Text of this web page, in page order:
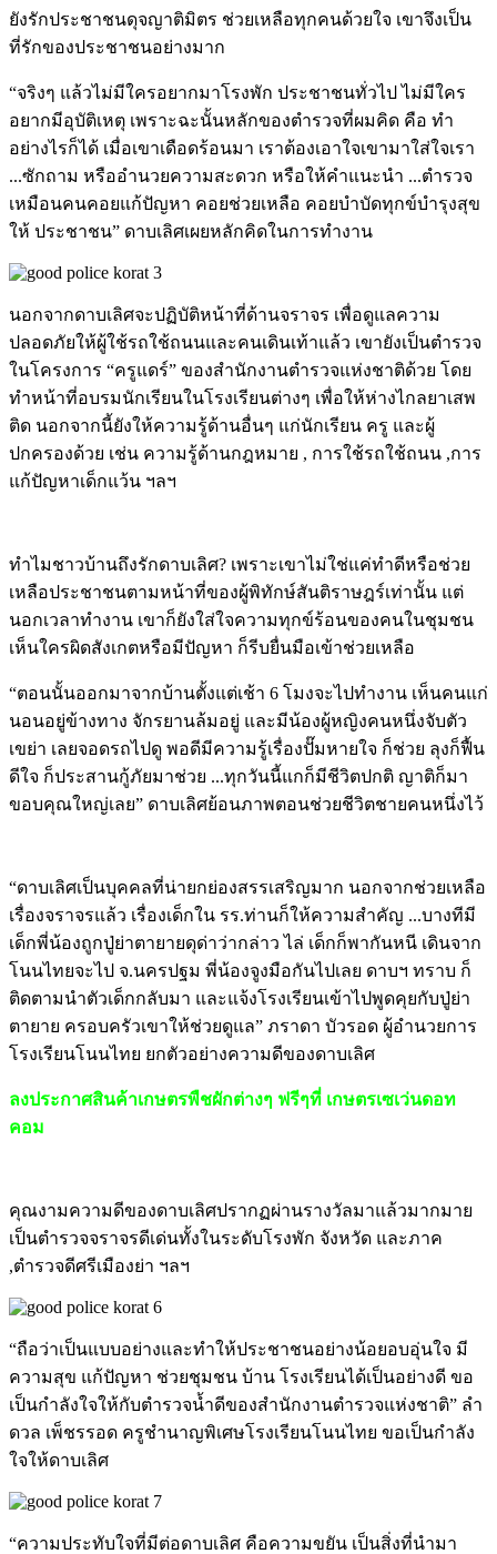
ยังรักประชาชนดุจญาติมิตร ช่วยเหลือทุกคนด้วยใจ เขาจึงเป็น
ที่รักของประชาชนอย่างมาก
“จริงๆ แล้วไม่มีใครอยากมาโรงพัก ประชาชนทั่วไป ไม่มีใคร
อยากมีอุบัติเหตุ เพราะฉะนั้นหลักของตำรวจที่ผมคิด คือ ทำ
อย่างไรก็ได้ เมื่อเขาเดือดร้อนมา เราต้องเอาใจเขามาใส่ใจเรา
...ซักถาม หรืออำนวยความสะดวก หรือให้คำแนะนำ ...ตำรวจ
เหมือนคนคอยแก้ปัญหา คอยช่วยเหลือ คอยบำบัดทุกข์บำรุงสุข
ให้ ประชาชน” ดาบเลิศเผยหลักคิดในการทำงาน
นอกจากดาบเลิศจะปฏิบัติหน้าที่ด้านจราจร เพื่อดูแลความ
ปลอดภัยให้ผู้ใช้รถใช้ถนนและคนเดินเท้าแล้ว เขายังเป็นตำรวจ
ในโครงการ “ครูแดร์” ของสำนักงานตำรวจแห่งชาติด้วย โดย
ทำหน้าที่อบรมนักเรียนในโรงเรียนต่างๆ เพื่อให้ห่างไกลยาเสพ
ติด นอกจากนี้ยังให้ความรู้ด้านอื่นๆ แก่นักเรียน ครู และผู้
ปกครองด้วย เช่น ความรู้ด้านกฎหมาย , การใช้รถใช้ถนน ,การ
แก้ปัญหาเด็กแว้น ฯลฯ
ทำไมชาวบ้านถึงรักดาบเลิศ? เพราะเขาไม่ใช่แค่ทำดีหรือช่วย
เหลือประชาชนตามหน้าที่ของผู้พิทักษ์สันติราษฎร์เท่านั้น แต่
นอกเวลาทำงาน เขาก็ยังใส่ใจความทุกข์ร้อนของคนในชุมชน
เห็นใครผิดสังเกตหรือมีปัญหา ก็รีบยื่นมือเข้าช่วยเหลือ
“ตอนนั้นออกมาจากบ้านตั้งแต่เช้า 6 โมงจะไปทำงาน เห็นคนแก่
นอนอยู่ข้างทาง จักรยานล้มอยู่ และมีน้องผู้หญิงคนหนึ่งจับตัว
เขย่า เลยจอดรถไปดู พอดีมีความรู้เรื่องปั๊มหายใจ ก็ช่วย ลุงก็ฟื้น
ดีใจ ก็ประสานกู้ภัยมาช่วย ...ทุกวันนี้แกก็มีชีวิตปกติ ญาติก็มา
ขอบคุณใหญ่เลย” ดาบเลิศย้อนภาพตอนช่วยชีวิตชายคนหนึ่งไว้
“ดาบเลิศเป็นบุคคลที่น่ายกย่องสรรเสริญมาก นอกจากช่วยเหลือ
เรื่องจราจรแล้ว เรื่องเด็กใน รร.ท่านก็ให้ความสำคัญ ...บางทีมี
เด็กพี่น้องถูกปู่ย่าตายายดุด่าว่ากล่าว ไล่ เด็กก็พากันหนี เดินจาก
โนนไทยจะไป จ.นครปฐม พี่น้องจูงมือกันไปเลย ดาบฯ ทราบ ก็
ติดตามนำตัวเด็กกลับมา และแจ้งโรงเรียนเข้าไปพูดคุยกับปู่ย่า
ตายาย ครอบครัวเขาให้ช่วยดูแล” ภราดา บัวรอด ผู้อำนวยการ
โรงเรียนโนนไทย ยกตัวอย่างความดีของดาบเลิศ
ลงประกาศสินค้าเกษตรพืชผักต่างๆ ฟรีๆที่ เกษตรเซเว่นดอท
คอม
คุณงามความดีของดาบเลิศปรากฏผ่านรางวัลมาแล้วมากมาย
เป็นตำรวจจราจรดีเด่นทั้งในระดับโรงพัก จังหวัด และภาค
,ตำรวจดีศรีเมืองย่า ฯลฯ
“ถือว่าเป็นแบบอย่างและทำให้ประชาชนอย่างน้อยอบอุ่นใจ มี
ความสุข แก้ปัญหา ช่วยชุมชน บ้าน โรงเรียนได้เป็นอย่างดี ขอ
เป็นกำลังใจให้กับตำรวจน้ำดีของสำนักงานตำรวจแห่งชาติ” ลำ
ดวล เพ็ชรรอด ครูชำนาญพิเศษโรงเรียนโนนไทย ขอเป็นกำลัง
ใจให้ดาบเลิศ
“ความประทับใจที่มีต่อดาบเลิศ คือความขยัน เป็นสิ่งที่นำมา